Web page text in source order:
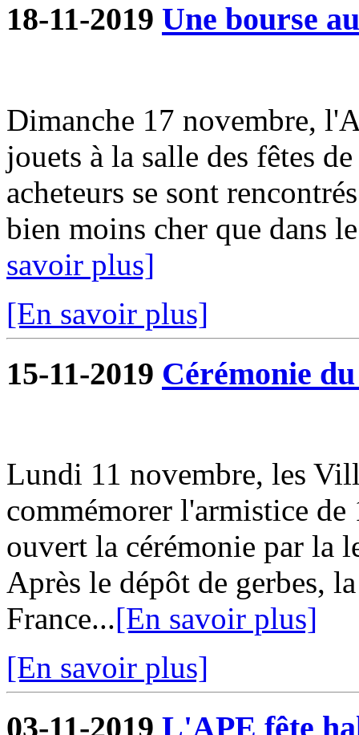
18-11-2019 Une bourse
Dimanche 17 novembre,
jouets à la salle des fêtes
acheteurs se sont
bien moins cher que dans
savoir plus]
[En savoir plus]
15-11-2019 Cérémonie
Lundi 11 novembre, les
commémorer l'armistice
ouvert la cérémonie par la
Après le dépôt de gerbes,
France...[En savoir plus]
[En savoir plus]
03-11-2019 L'APE fête